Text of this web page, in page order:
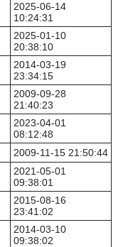
2025-06-14
10:24:31
2025-01-10
20:38:10
2014-03-19
23:34:15
2009-09-28
21:40:23
2023-04-01
08:12:48
2009-11-15 21:50:44
2021-05-01
09:38:01
2015-08-16
23:41:02
2014-03-10
09:38:02